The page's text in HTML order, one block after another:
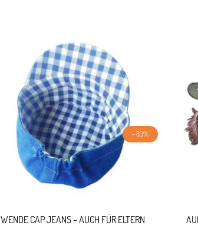
- 83%
WENDE CAP JEANS – AUCH FÜR ELTERN